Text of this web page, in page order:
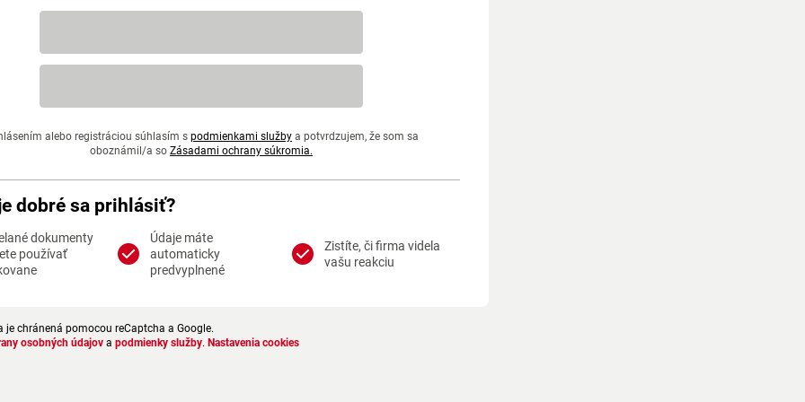
alebo registráciou súhlasím s podmienkami služby a potvrdzujem, že som sa
oboznámil/a so Zásadami ochrany súkromia.
dobré sa prihlásiť?
dokumenty
používať
Údaje máte
automaticky
predvyplnené
Zistíte, či firma videla
vašu reakciu
je chránená pomocou reCaptcha a Google.
osobných údajov a podmienky služby. Nastavenia cookies